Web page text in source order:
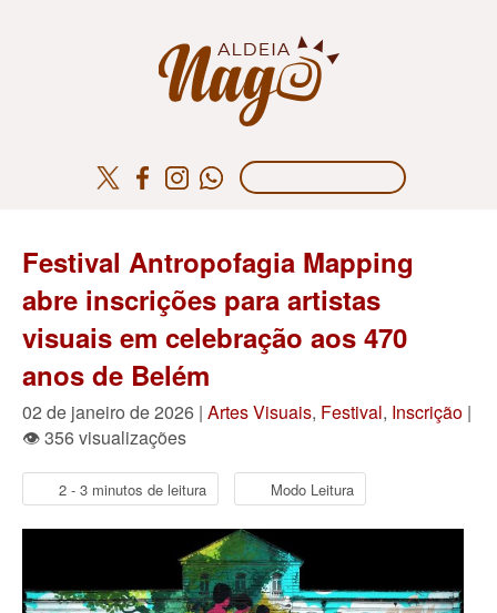
Festival Antropofagia Mapping
abre inscrições para artistas
visuais em celebração aos 470
anos de Belém
02 de janeiro de 2026 | Artes Visuais, Festival, Inscrição |
👁 356 visualizações
2 - 3 minutos de leitura Modo Leitura